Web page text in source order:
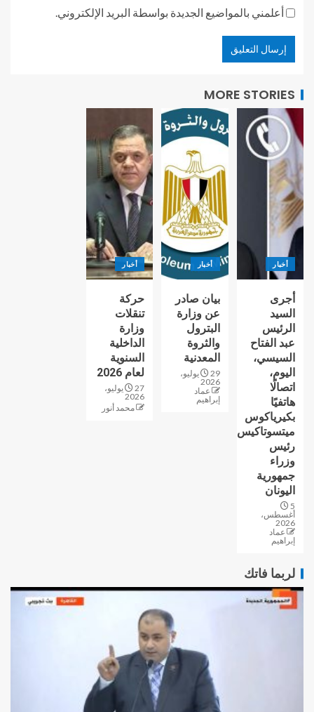
أعلمني بالمواضيع الجديدة بواسطة البريد الإلكتروني.
MORE STORIES
أخبار
أجرى
السيد
الرئيس
عبد الفتاح
السيسي،
اليوم،
اتصالًا
هاتفيًا
بكيرياكوس
ميتسوتاكيس
رئيس
وزراء
جمهورية
اليونان
5
أغسطس،
2026
عماد
إبراهيم
أخبار
بيان صادر
عن وزارة
البترول
والثروة
المعدنية
29 يوليو،
2026
عماد
إبراهيم
أخبار
حركة
تنقلات
وزارة
الداخلية
السنوية
لعام 2026
27 يوليو،
2026
محمد أنور
لربما فاتك